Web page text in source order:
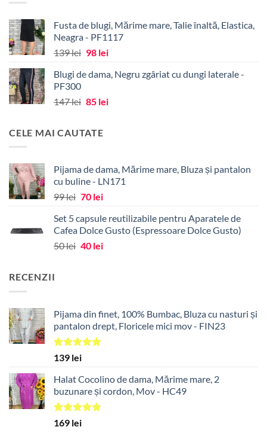
Fusta de blugi, Mărime mare, Talie înaltă, Elastica,
Neagra - PF1117
139lei Prețul
a
139 lei.
98 leiPrețul
este:
Blugi de dama, Negru zgâriat cu dungi laterale -
PF300
147lei Prețul
fost:
85 leiPrețul
CELE MAI CAUTATE
Pijama de dama, Mărime mare, Bluza și pantalon
cu buline - LN171
99lei Prețul
a
fost:
99 lei.
70 leiPrețul
este:
70 lei.
Set 5 capsule reutilizabile pentru Aparatele de
Cafea Dolce Gusto (Espressoare Dolce Gusto)
50lei Prețul
40 leiPrețul
RECENZII
Pijama din finet, 100% Bumbac, Bluza cu nasturi și
pantalon drept, Floricele mici mov - FIN23
Evaluat la
139 lei
Halat Cocolino de dama, Mărime mare, 2
buzunare și cordon, Mov - HC49
Evaluat la
169 lei